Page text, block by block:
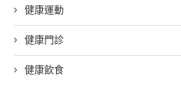
健康運動
健康門診
健康飲食